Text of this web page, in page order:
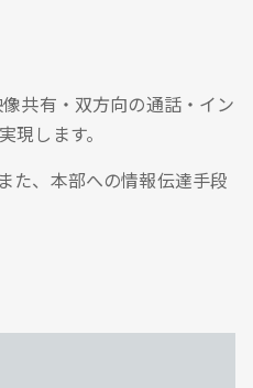
共有・双方向の通話・イン
します。
た、本部への情報伝達手段